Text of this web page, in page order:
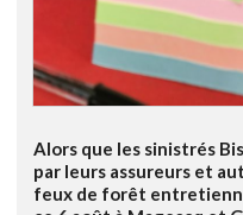
Alors que les sinistrés
par leurs assureurs et
feux de forêt